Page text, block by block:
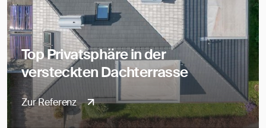
Top Privatsphäre in der
versteckten Dachterrasse
Zur Referenz